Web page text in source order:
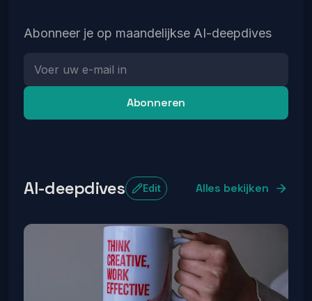
Abonneer je op maandelijkse AI-deepdives
Abonneren
AI-deepdives Edit Alles bekijken